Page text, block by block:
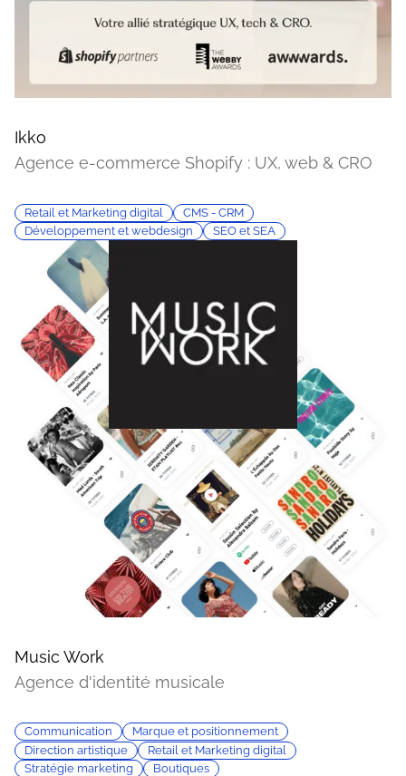
Ikko
Agence e-commerce Shopify : UX, web & CRO
Retail et Marketing digital
CMS - CRM
Développement et webdesign
SEO et SEA
Music Work
Agence d'identité musicale
Communication
Marque et positionnement
Direction artistique
Retail et Marketing digital
Stratégie marketing
Boutiques